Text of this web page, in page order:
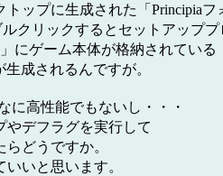
ップに生成された「Principiaフ
ルクリックするとセットアップ
にゲーム本体が格納されている
成されるんですが。
に高性能でもないし・・・
やデフラグを実行して
どうですか。
いと思います。